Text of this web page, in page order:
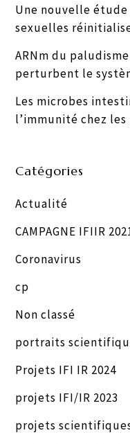
Une nouvelle
sexuelles
ARNm du
perturbent le
Les microbes
l’immunité chez les
Catégories
Actualité
CAMPAGNE IFIIR
Coronavirus
cp
Non classé
portraits
Projets IFI IR 2024
projets IFI/IR 2023
projets